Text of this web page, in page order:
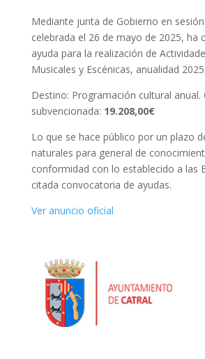
Mediante junta de Gobierno en
celebrada el 26 de mayo de 2025, ha
ayuda para la realización de
Musicales y Escénicas, anualidad
Destino: Programación cultural anual.
subvencionada: 19.208,00€
Lo que se hace público por un plazo
naturales para general de
conformidad con lo establecido a las
citada convocatoria de ayudas.
Ver anuncio oficial